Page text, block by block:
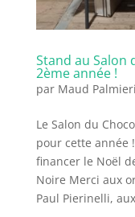
Stand au Salon
2ème année !
par Maud Palmieri
Le Salon du
pour cette année
financer le Noël
Noire Merci aux
Paul Pierinelli,